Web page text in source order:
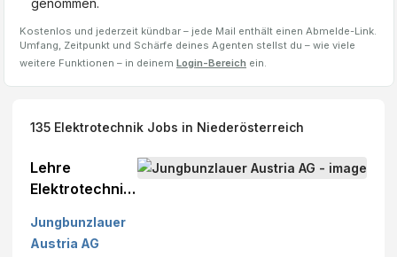
genommen.
Kostenlos und jederzeit kündbar – jede Mail enthält einen Abmelde-Link.
Umfang, Zeitpunkt und Schärfe deines Agenten stellst du – wie viele
weitere Funktionen – in deinem Login-Bereich ein.
135 Elektrotechnik Jobs in Niederösterreich
Lehre
Elektrotechnik
Jungbunzlauer
Austria AG